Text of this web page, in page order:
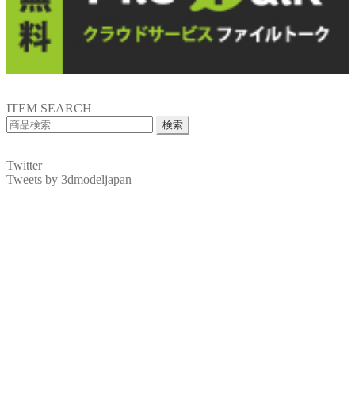
ITEM SEARCH
検
象:
検索
Twitter
Tweets by 3dmodeljapan